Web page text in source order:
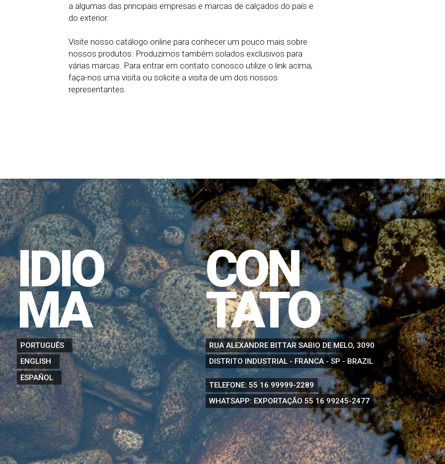
a algumas das principais empresas e marcas de calçados do país e
do exterior.
Visite nosso catálogo online para conhecer um pouco mais sobre
nossos produtos. Produzimos também solados exclusivos para
várias marcas. Para entrar em contato conosco utilize o link acima,
faça-nos uma visita ou solicite a visita de um dos nossos
representantes.
IDIO
MA
PORTUGUÊS
ENGLISH
ESPAÑOL
CON
TATO
RUA ALEXANDRE BITTAR SABIO DE MELO, 3090
DISTRITO INDUSTRIAL - FRANCA - SP - BRAZIL
TELEFONE: 55 16 99999-2289
WHATSAPP: EXPORTAÇÃO55 16 99245-2477